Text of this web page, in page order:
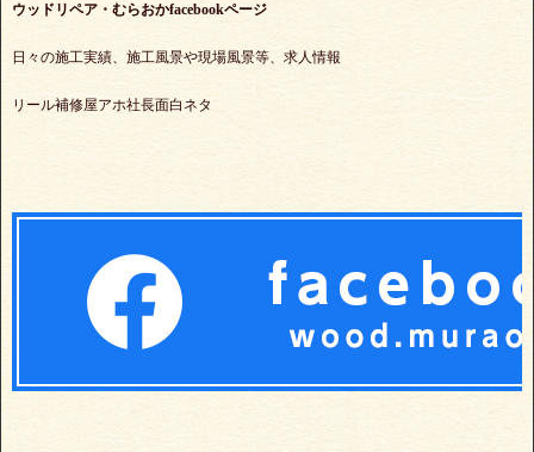
ウッドリペア・むらおかfacebookページ
日々の施工実績、施工風景や現場風景等、求人情報
リール補修屋アホ社長面白ネタ